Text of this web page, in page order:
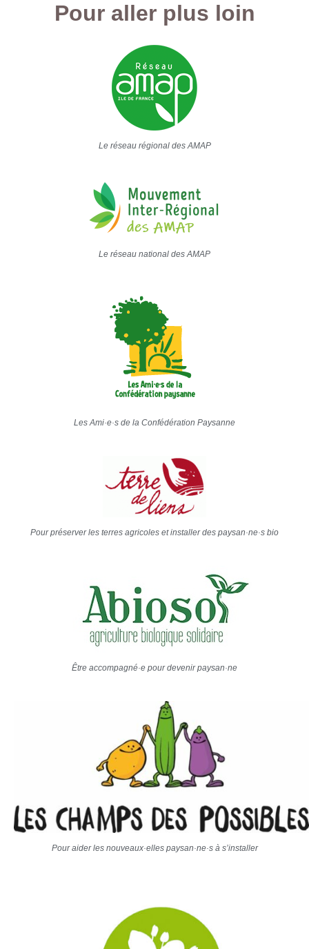
Pour aller plus loin
Le réseau régional des AMAP
Le réseau national des AMAP
Les Ami·e·s de la Confédération Paysanne
Pour préserver les terres agricoles et installer des paysan·ne·s bio
Être accompagné·e pour devenir paysan·ne
Pour aider les nouveaux·elles paysan·ne·s à s’installer